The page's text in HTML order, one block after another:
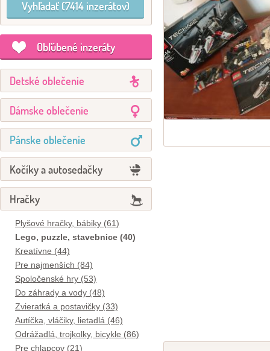
Obľúbené inzeráty
Detské oblečenie
Dámske oblečenie
Pánske oblečenie
Kočíky a autosedačky
Hračky
Plyšové hračky, bábiky (61)
Lego, puzzle, stavebnice (40)
Kreatívne (44)
Pre najmenších (84)
Spoločenské hry (53)
Do záhrady a vody (48)
Zvieratká a postavičky (33)
Autíčka, vláčiky, lietadlá (46)
Odrážadlá, trojkolky, bicykle (86)
Pre chlapcov (21)